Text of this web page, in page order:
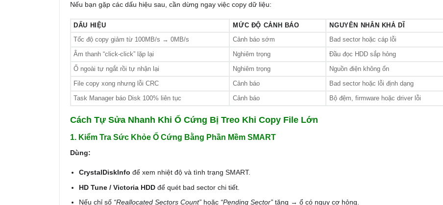
Nếu bạn gặp các dấu hiệu sau, cần dừng ngay việc copy dữ liệu:
DẤU HIỆU MỨC ĐỘ CẢNH BÁO NGUYÊN NHÂN KHẢ DĨ
Tốc độ copy giảm từ 100MB/s → 0MB/s Cảnh báo sớm Bad sector hoặc cáp lỗi
Âm thanh “click-click” lặp lại Nghiêm trọng Đầu đọc HDD sắp hỏng
Ổ ngoài tự ngắt rồi tự nhận lại Nghiêm trọng Nguồn điện không ổn
File copy xong nhưng lỗi CRC Cảnh báo Bad sector hoặc lỗi định dạng
Task Manager báo Disk 100% liên tục Cảnh báo Bộ đệm, firmware hoặc driver lỗi
Cách Tự Sửa Nhanh Khi Ổ Cứng Bị Treo Khi Copy File Lớn
1. Kiểm Tra Sức Khỏe Ổ Cứng Bằng Phần Mềm SMART
Dùng:
CrystalDiskInfo để xem nhiệt độ và tình trạng SMART.
HD Tune / Victoria HDD để quét bad sector chi tiết.
Nếu chỉ số “Reallocated Sectors Count” hoặc “Pending Sector” tăng → ổ có nguy cơ hỏng.